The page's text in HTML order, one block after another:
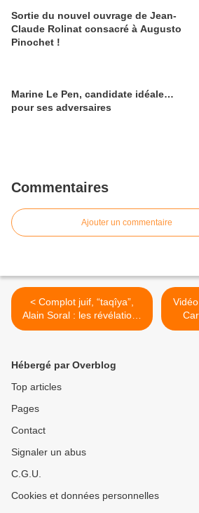
Sortie du nouvel ouvrage de Jean-
Claude Rolinat consacré à Augusto
Pinochet !
Marine Le Pen, candidate idéale…
pour ses adversaires
Commentaires
Ajouter un commentaire
< Complot juif, “taqîya”,
Alain Soral : les révélations
de Christelle, accusatrice
Hébergé par Overblog
Top articles
Pages
Contact
Signaler un abus
C.G.U.
Cookies et données personnelles